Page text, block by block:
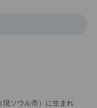
現ソウル市）に生まれ